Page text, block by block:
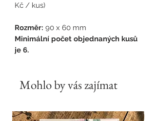
Kč / kus)
Rozměr: 90 x 60 mm
Minimální počet objednaných kusů
je 6.
Mohlo by vás zajímat